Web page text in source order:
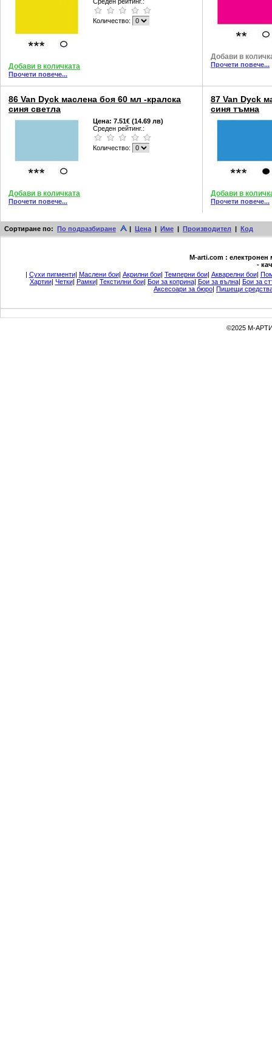
Количество:
Добави в количката
Прочети повече...
Добави в
Прочети повече...
86 Van Dyck маслена боя 60 мл -кралска
синя светла
Цена: 7.51€ (14.69 лв)
Среден рейтинг.:
Количество:
Добави в количката
Прочети повече...
87 Van Dyck
синя тъмна
Добави в
Прочети повече...
Сортиране по: По подразбиране | Цена | Име | Производител | Код
М-arti.com : електронен
-
| Сухи пигменти| Маслени бои| Акрилни бои| Темперни бои| Акварелни бои|
Хартии| Четки| Рамки| Текстилни бои| Бои за коприна| Бои за вълна| Бои за
Аксесоари за бюро| Пишещи
©2025 М-